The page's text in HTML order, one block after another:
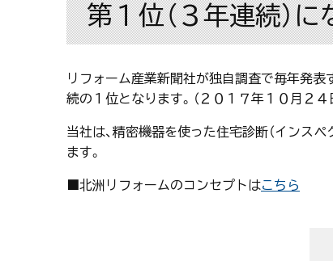
第１位（３年連続）
リフォーム産業新聞社が独自調査で毎年発表
続の１位となります。（２０１７年１０月２
当社は、精密機器を使った住宅診断（インス
ます。
■北洲リフォームのコンセプトはこちら